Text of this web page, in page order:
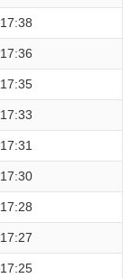
17:38
17:36
17:35
17:33
17:31
17:30
17:28
17:27
17:25